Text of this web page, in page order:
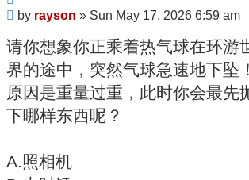
Post
by rayson » Sun May 17, 2026 6:59 am
请你想象你正乘着热气球在环游
界的途中，突然气球急速地下坠！
原因是重量过重，此时你会最先
下哪样东西呢？
A.照相机